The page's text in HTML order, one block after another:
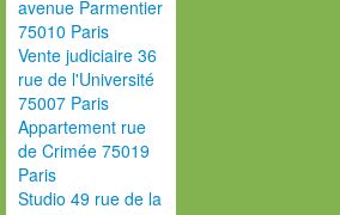
avenue Parmentier
75010 Paris
Vente judiciaire 36
rue de l'Université
75007 Paris
Appartement rue
de Crimée 75019
Paris
Studio 49 rue de la